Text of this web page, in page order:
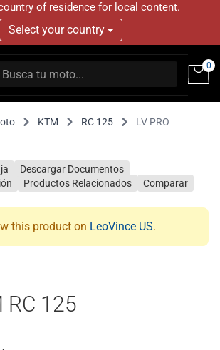
of residence for local content.
Select your country
0
KTM RC 125 LV PRO
Descargar Documentos
Productos Relacionados Comparar
this product on LeoVince US.
RC 125